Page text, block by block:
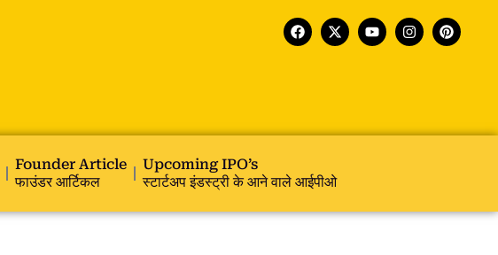
Founder Article
फाउंडर आर्टिकल
Upcoming IPO’s
स्टार्टअप इंडस्ट्री के आने वाले आईपीओ